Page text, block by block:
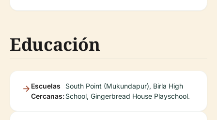
Educación
Escuelas
Cercanas:
South Point (Mukundapur), Birla High
School, Gingerbread House Playschool.